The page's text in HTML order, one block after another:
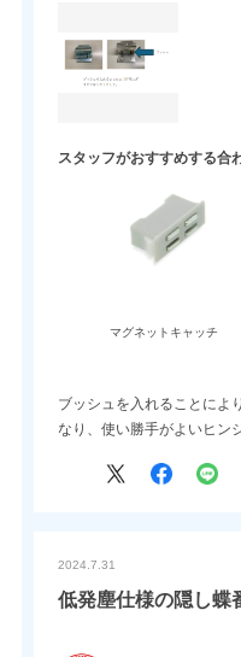
スタッフがおすすめする合
マグネットキャッチ
ブッシュを入れることによ
なり、使い勝手がよいヒン
2024.7.31
低発塵仕様の隠し蝶